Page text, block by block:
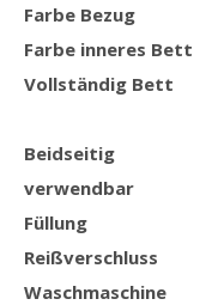
Farbe Bezug
Farbe inneres Bett
Vollständig Bett
Beidseitig
verwendbar
Füllung
Reißverschluss
Waschmaschine